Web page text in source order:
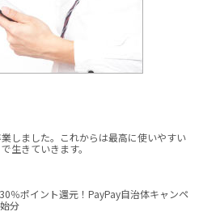
しました。これからは最高に使いやすい
生きていきます。
％ポイント還元！PayPay自治体キャンペ
分